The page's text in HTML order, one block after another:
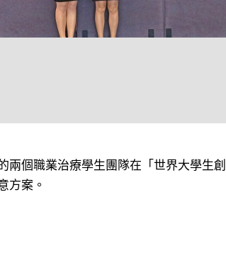
個職業治療學生團隊在「世界大學生
方案。